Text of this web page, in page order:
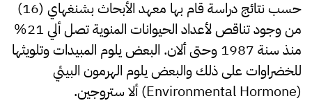
حسب نتائج دراسة قام بها معهد الأبحاث بشنغهاي (16)
من وجود تناقص لأعداد الحيوانات المنوية تصل ألي 21%
منذ سنة 1987 وحتى ألان. البعض يلوم المبيدات وتلويثها
للخضراوات على ذلك والبعض يلوم الهرمون البيئي
(Environmental Hormone) ألا ستروجين.